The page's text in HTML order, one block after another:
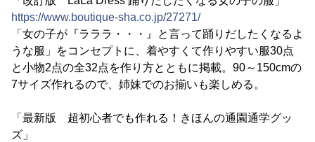
https://www.boutique-sha.co.jp/27271/
「女の子が『ラララ・・・』と言って踊りだしたくなるよ
うな服」をコンセプトに、着やすくて作りやすい服30点
と小物2点の全32点を作り方とともに掲載。90～150cmの
7サイズ作れるので、姉妹でのお揃いも楽しめる。
「最新版 超初心者でも作れる！きほんの通園通学グッ
ズ」